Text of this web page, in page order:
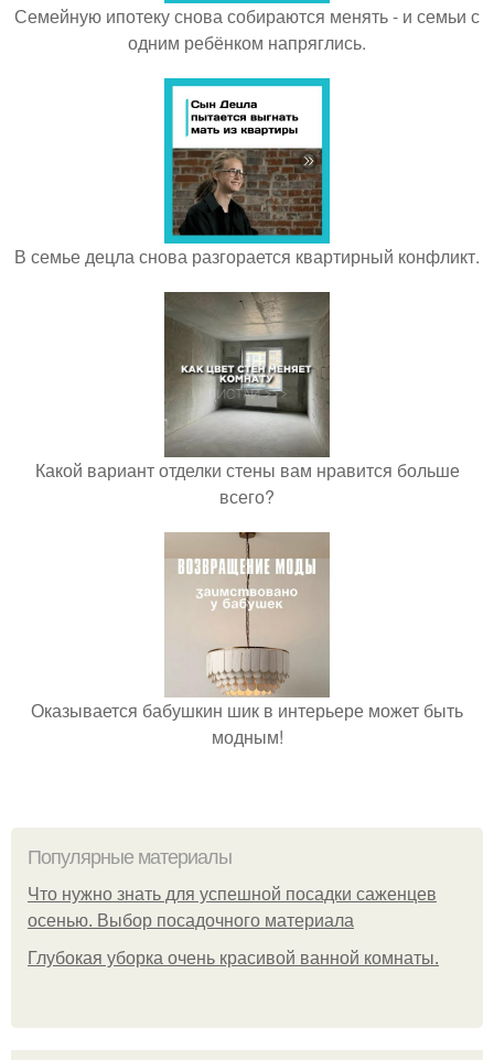
Семейную ипотеку снова собираются менять - и семьи с
одним ребёнком напряглись.
В семье децла снова разгорается квартирный конфликт.
Какой вариант отделки стены вам нравится больше
всего?
Оказывается бабушкин шик в интерьере может быть
модным!
Популярные материалы
Что нужно знать для успешной посадки саженцев
осенью. Выбор посадочного материала
Глубокая уборка очень красивой ванной комнаты.